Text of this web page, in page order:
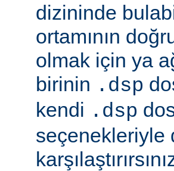
dizininde
ortamının
olmak için ya
birinin .dsp
kendi .dsp
seçenekleriyle